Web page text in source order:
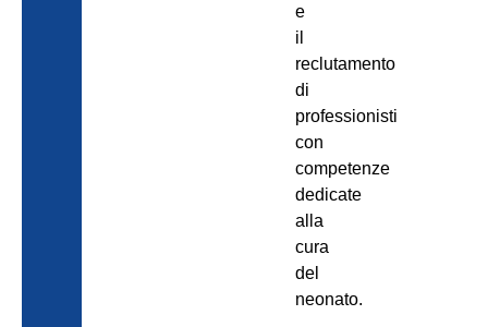
e
il
reclutamento
di
professionisti
con
competenze
dedicate
alla
cura
del
neonato.